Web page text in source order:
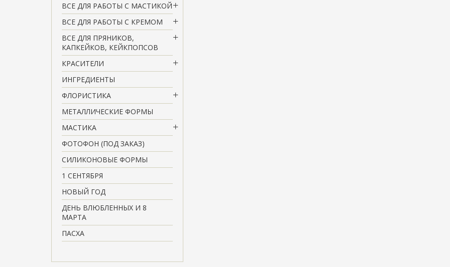
ВСЕ ДЛЯ РАБОТЫ С МАСТИКОЙ
ВСЕ ДЛЯ РАБОТЫ С КРЕМОМ
ВСЕ ДЛЯ ПРЯНИКОВ,
КАПКЕЙКОВ, КЕЙКПОПСОВ
КРАСИТЕЛИ
ИНГРЕДИЕНТЫ
ФЛОРИСТИКА
МЕТАЛЛИЧЕСКИЕ ФОРМЫ
МАСТИКА
ФОТОФОН (ПОД ЗАКАЗ)
СИЛИКОНОВЫЕ ФОРМЫ
1 СЕНТЯБРЯ
НОВЫЙ ГОД
ДЕНЬ ВЛЮБЛЕННЫХ И 8
МАРТА
ПАСХА